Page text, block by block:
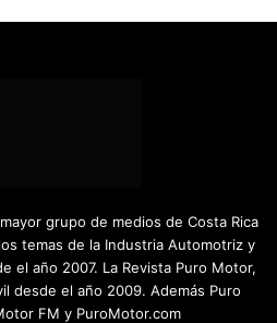
grupo de medios de Costa Rica
temas de la Industria Automotriz y
el año 2007. La Revista Puro Motor,
desde el año 2009. Además Puro
FM y PuroMotor.com